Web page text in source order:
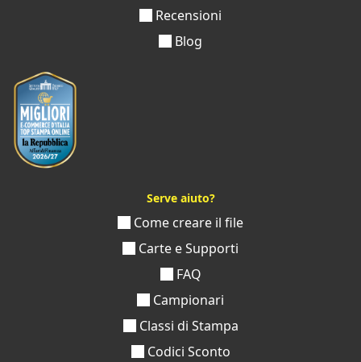
Recensioni
Blog
Serve aiuto?
Come creare il file
Carte e Supporti
FAQ
Campionari
Classi di Stampa
Codici Sconto